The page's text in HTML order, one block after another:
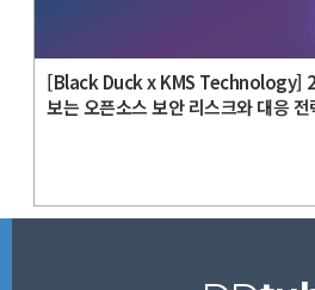
[Black Duck x KMS Technology]
보는 오픈소스 보안 리스크와 대응 전